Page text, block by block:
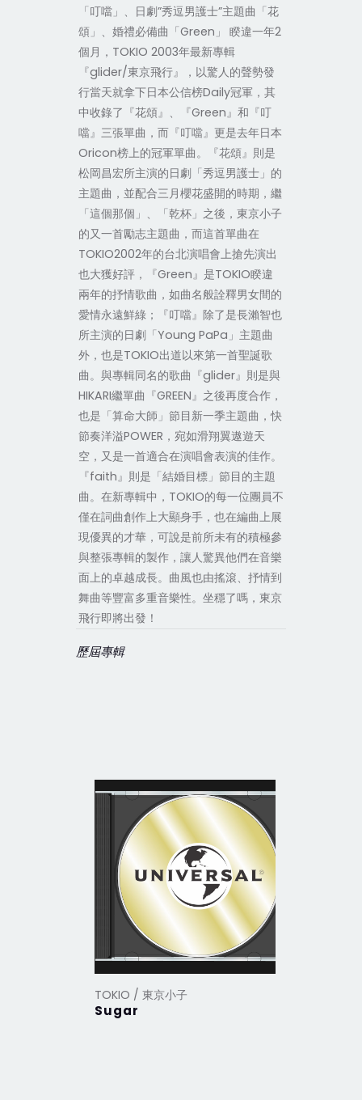
「叮噹」、日劇”秀逗男護士”主題曲「花
頌」、婚禮必備曲「Green」 睽違一年2
個月，TOKIO 2003年最新專輯
『glider/東京飛行』，以驚人的聲勢發
行當天就拿下日本公信榜Daily冠軍，其
中收錄了『花頌』、『Green』和『叮
噹』三張單曲，而『叮噹』更是去年日本
Oricon榜上的冠軍單曲。『花頌』則是
松岡昌宏所主演的日劇「秀逗男護士」的
主題曲，並配合三月櫻花盛開的時期，繼
「這個那個」、「乾杯」之後，東京小子
的又一首勵志主題曲，而這首單曲在
TOKIO2002年的台北演唱會上搶先演出
也大獲好評，『Green』是TOKIO睽違
兩年的抒情歌曲，如曲名般詮釋男女間的
愛情永遠鮮綠；『叮噹』除了是長瀨智也
所主演的日劇「Young PaPa」主題曲
外，也是TOKIO出道以來第一首聖誕歌
曲。與專輯同名的歌曲『glider』則是與
HIKARI繼單曲『GREEN』之後再度合作，
也是「算命大師」節目新一季主題曲，快
節奏洋溢POWER，宛如滑翔翼遨遊天
空，又是一首適合在演唱會表演的佳作。
『faith』則是「結婚目標」節目的主題
曲。在新專輯中，TOKIO的每一位團員不
僅在詞曲創作上大顯身手，也在編曲上展
現優異的才華，可說是前所未有的積極參
與整張專輯的製作，讓人驚異他們在音樂
面上的卓越成長。曲風也由搖滾、抒情到
舞曲等豐富多重音樂性。坐穩了嗎，東京
飛行即將出發！
歷屆專輯
TOKIO / 東京小子
Sugar